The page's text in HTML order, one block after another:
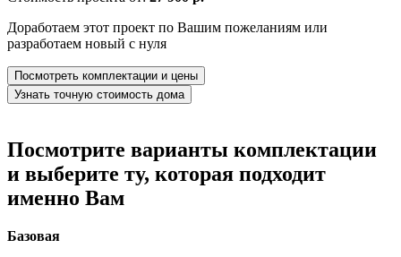
Доработаем этот проект по Вашим пожеланиям или
разработаем новый с нуля
Посмотреть комплектации и цены
Узнать точную стоимость дома
Посмотрите варианты комплектации
и выберите ту, которая подходит
именно Вам
Базовая